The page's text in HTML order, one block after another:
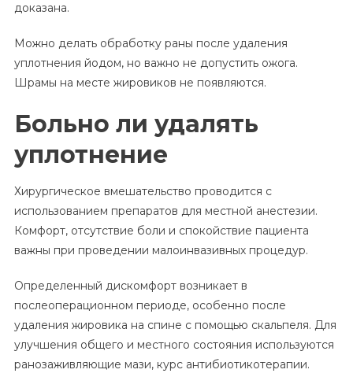
доказана.
Можно делать обработку раны после удаления
уплотнения йодом, но важно не допустить ожога.
Шрамы на месте жировиков не появляются.
Больно ли удалять
уплотнение
Хирургическое вмешательство проводится с
использованием препаратов для местной анестезии.
Комфорт, отсутствие боли и спокойствие пациента
важны при проведении малоинвазивных процедур.
Определенный дискомфорт возникает в
послеоперационном периоде, особенно после
удаления жировика на спине с помощью скальпеля. Для
улучшения общего и местного состояния используются
ранозаживляющие мази, курс антибиотикотерапии.